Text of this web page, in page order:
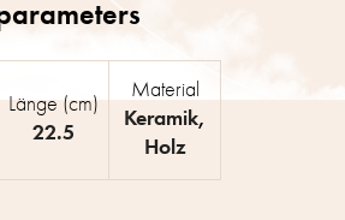
Länge (cm)
22.5
Material
Keramik,
Holz